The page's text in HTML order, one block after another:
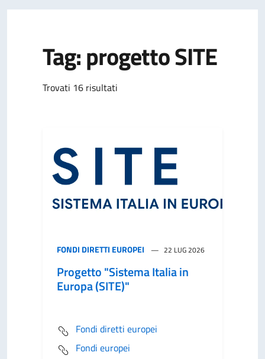
Tag: progetto SITE
Trovati 16 risultati
FONDI DIRETTI EUROPEI 22 LUG 2026
Progetto "Sistema Italia in
Europa (SITE)"
Fondi diretti europei
Fondi europei